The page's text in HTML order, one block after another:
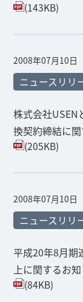
(143KB)
2008年07月10日
ニュースリリ
株式会社USEN
換契約締結に
(205KB)
2008年07月10日
ニュースリリ
平成20年8月期
上に関するお
(84KB)